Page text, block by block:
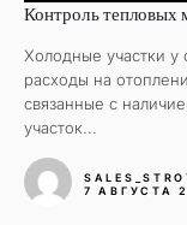
Контроль тепловых
Холодные участки
расходы на
связанные с
участок...
7 АВГУСТА